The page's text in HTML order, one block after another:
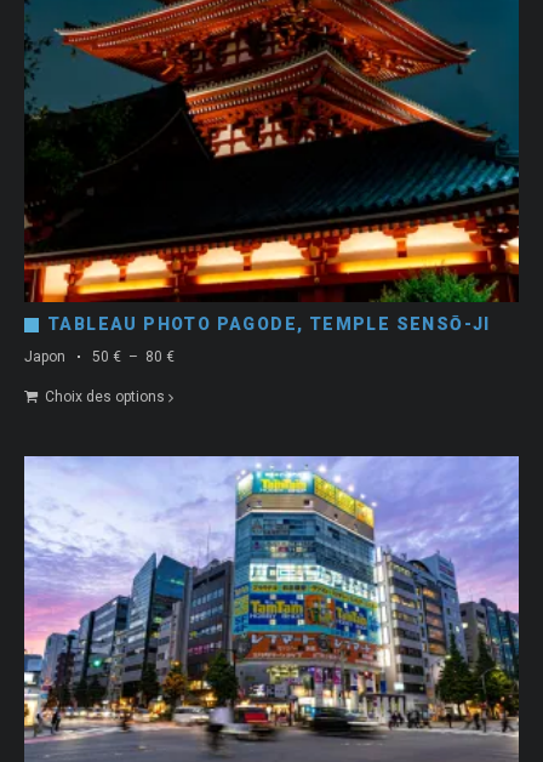
TABLEAU PHOTO PAGODE, TEMPLE SENSŌ-JI
Japon
Choix des options
50 € – 80 €Plage